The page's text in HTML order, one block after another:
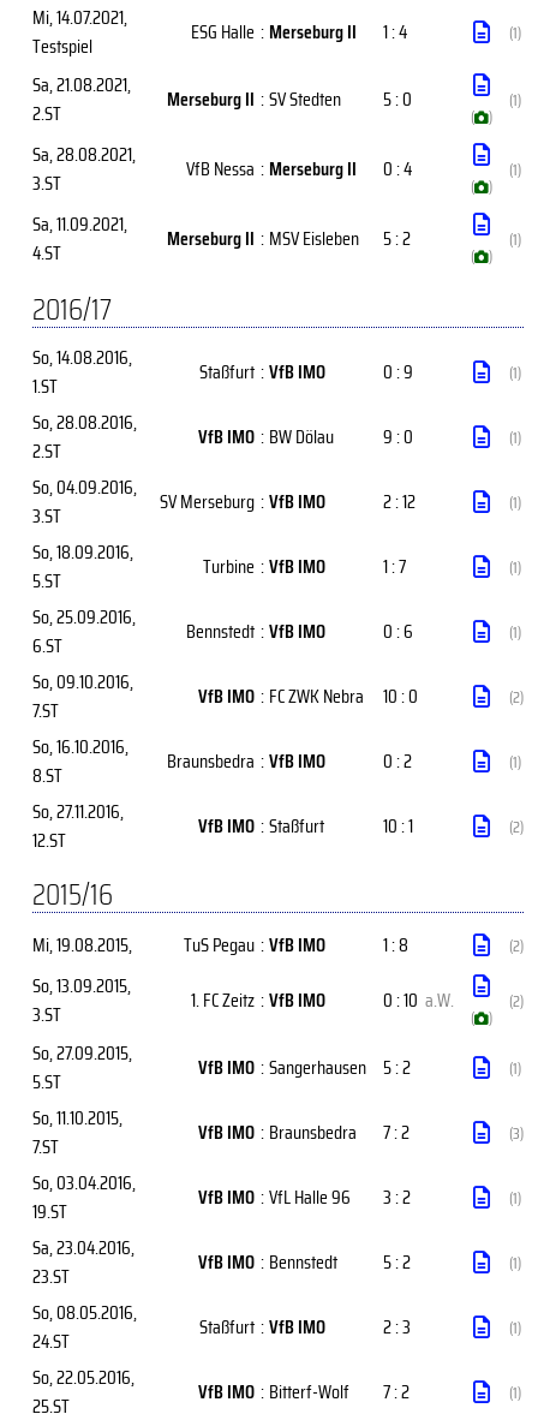
Mi, 14.07.2021,
Testspiel
ESG Halle : Merseburg II 1 : 4 (1)
Sa, 21.08.2021,
2.ST
Merseburg II :SV Stedten 5 : 0
( )
(1)
Sa, 28.08.2021,
3.ST
VfB Nessa : Merseburg II 0 : 4
( )
(1)
Sa, 11.09.2021,
4.ST
Merseburg II : MSV Eisleben 5 : 2
( )
(1)
2016/17
So, 14.08.2016,
1.ST
Staßfurt :VfB IMO 0 : 9 (1)
So, 28.08.2016,
2.ST
VfB IMO : BW Dölau 9 : 0 (1)
So, 04.09.2016,
3.ST
SV Merseburg :VfB IMO 2 : 12 (1)
So, 18.09.2016,
5.ST
Turbine :VfB IMO 1 : 7 (1)
So, 25.09.2016,
6.ST
Bennstedt :VfB IMO 0 : 6 (1)
So, 09.10.2016,
7.ST
VfB IMO : FC ZWK Nebra 10 : 0 (2)
So, 16.10.2016,
8.ST
Braunsbedra :VfB IMO 0 : 2 (1)
So, 27.11.2016,
12.ST
VfB IMO :Staßfurt 10 : 1 (2)
2015/16
Mi, 19.08.2015, TuS Pegau :VfB IMO 1 : 8 (2)
So, 13.09.2015,
3.ST
1. FC Zeitz :VfB IMO 0 : 10 a.W.
( )
(2)
So, 27.09.2015,
5.ST
VfB IMO :Sangerhausen 5 : 2 (1)
So, 11.10.2015,
7.ST
VfB IMO : Braunsbedra 7 : 2 (3)
So, 03.04.2016,
19.ST
VfB IMO :VfL Halle 96 3 : 2 (1)
Sa, 23.04.2016,
23.ST
VfB IMO : Bennstedt 5 : 2 (1)
So, 08.05.2016,
24.ST
Staßfurt :VfB IMO 2 : 3 (1)
So, 22.05.2016,
25.ST
VfB IMO : Bitterf-Wolf 7 : 2 (1)